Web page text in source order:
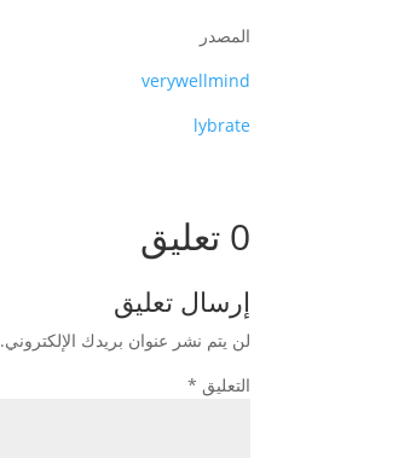
المصدر
verywellmind
lybrate
0 تعليق
إرسال تعليق
لن يتم نشر عنوان بريدك الإلكتروني.
التعليق *